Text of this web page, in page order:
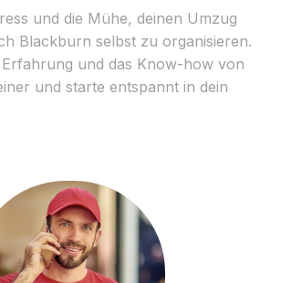
und die Mühe, deinen Umzug
Blackburn selbst zu organisieren.
und das Know-how von
und starte entspannt in dein